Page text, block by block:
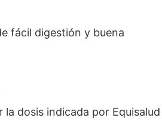
fácil digestión y buena
la dosis indicada por Equisalud